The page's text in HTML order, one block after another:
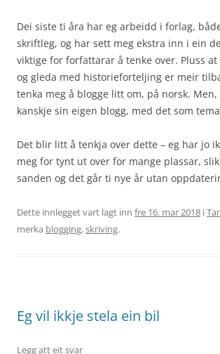
Dei siste ti åra har eg arbeidd i forlag,
skriftleg, og har sett meg ekstra inn i ein
viktige for forfattarar å tenke over. Pluss
og gleda med historieforteljing er meir
tenka meg å blogge litt om, på norsk.
kanskje sin eigen blogg, med det som
Det blir litt å tenkja over dette – eg har jo
meg for tynt ut over for mange plassar,
sanden og det går ti nye år utan
Dette innlegget vart lagt inn fre 16. mar 2018 i
merka blogging,skriving.
Eg vil ikkje stela ein bil
Legg att eit svar